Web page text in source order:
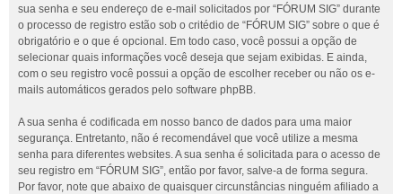
sua senha e seu endereço de e-mail solicitados por “FÓRUM SIG” durante
o processo de registro estão sob o critédio de “FÓRUM SIG” sobre o que é
obrigatório e o que é opcional. Em todo caso, você possui a opção de
selecionar quais informações você deseja que sejam exibidas. E ainda,
com o seu registro você possui a opção de escolher receber ou não os e-
mails automáticos gerados pelo software phpBB.
A sua senha é codificada em nosso banco de dados para uma maior
segurança. Entretanto, não é recomendável que você utilize a mesma
senha para diferentes websites. A sua senha é solicitada para o acesso de
seu registro em “FÓRUM SIG”, então por favor, salve-a de forma segura.
Por favor, note que abaixo de quaisquer circunstâncias ninguém afiliado a